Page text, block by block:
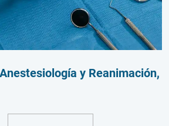
y Reanimación,